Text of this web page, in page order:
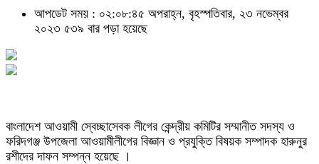
আপডেট সময় : ০২:০৮:৪৫ অপরাহ্ন, বৃহস্পতিবার, ২৩ নভেম্বর
২০২৩ ৫৩৯ বার পড়া হয়েছে
বাংলাদেশ আওয়ামী স্বেচ্ছাসেবক লীগের কেন্দ্রীয় কমিটির সম্মানীত সদস্য ও
ফরিদগঞ্জ উপজেলা আওয়ামীলীগের বিজ্ঞান ও প্রযুক্তি বিষয়ক সম্পাদক হারুনুর
রশীদের দাফন সম্পন্ন হয়েছে ।